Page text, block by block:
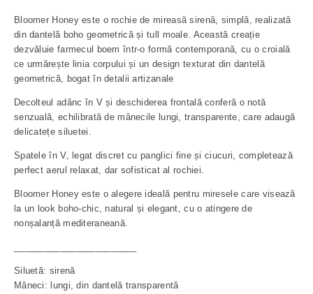
Bloomer Honey este o rochie de mireasă sirenă, simplă, realizată
din dantelă boho geometrică și tull moale. Această creație
dezvăluie farmecul boem într-o formă contemporană, cu o croială
ce urmărește linia corpului și un design texturat din dantelă
geometrică, bogat în detalii artizanale
Decolteul adânc în V și deschiderea frontală conferă o notă
senzuală, echilibrată de mânecile lungi, transparente, care adaugă
delicatețe siluetei.
Spatele în V, legat discret cu panglici fine și ciucuri, completează
perfect aerul relaxat, dar sofisticat al rochiei.
Bloomer Honey este o alegere ideală pentru miresele care visează
la un look boho-chic, natural și elegant, cu o atingere de
nonșalanță mediteraneană.
Siluetă: sirenă
Mâneci: lungi, din dantelă transparentă